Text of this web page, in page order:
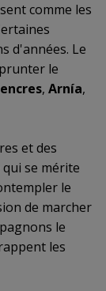
comme les
d'années. Le
le
, Arnía,
et des
se mérite
le
de marcher
le
les